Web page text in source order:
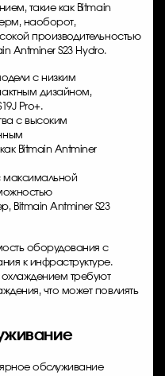
такие как Bitmain
наоборот,
производительностью
Antminer S23 Hydro.
с низким
дизайном,
Pro+.
с высоким
Bitmain Antminer
максимальной
Bitmain Antminer S23
оборудования с
к инфраструктуре.
требуют
что может повлиять
обслуживание